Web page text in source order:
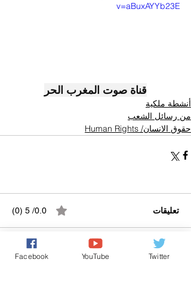
v=aBuxAYYb23E
قناة صوت المغرب الحر
أنشطة ملكية
من رسائل الشعب
حقوق الانسان/ Human Rights
تعليقات 0.0/ 5 (0)
التعليق والتقييم... Facebook YouTube Twitter